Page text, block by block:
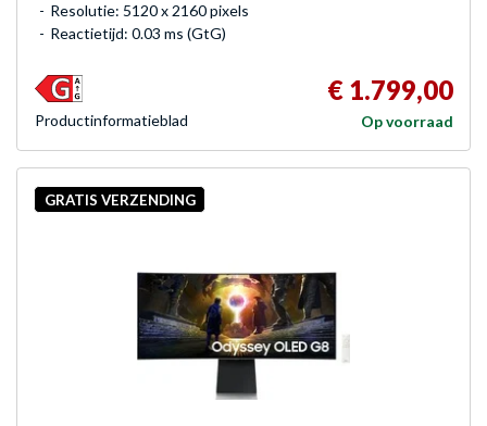
Resolutie: 5120 x 2160 pixels
Reactietijd: 0.03 ms (GtG)
€ 1.799,00
Op voorraad
Product­informatieblad
GRATIS VERZENDING